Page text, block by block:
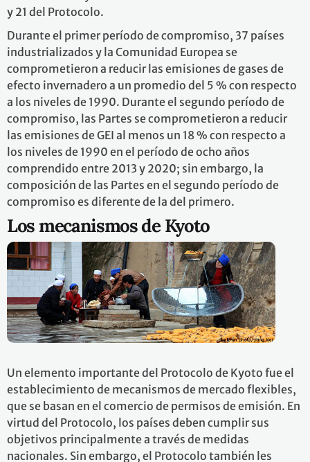
y 21 del Protocolo.
Durante el primer período de compromiso, 37 países
industrializados y la Comunidad Europea se
comprometieron a reducir las emisiones de gases de
efecto invernadero a un promedio del 5 % con respecto
a los niveles de 1990. Durante el segundo período de
compromiso, las Partes se comprometieron a reducir
las emisiones de GEI al menos un 18 % con respecto a
los niveles de 1990 en el período de ocho años
comprendido entre 2013 y 2020; sin embargo, la
composición de las Partes en el segundo período de
compromiso es diferente de la del primero.
Los mecanismos de Kyoto
Un elemento importante del Protocolo de Kyoto fue el
establecimiento de mecanismos de mercado flexibles,
que se basan en el comercio de permisos de emisión. En
virtud del Protocolo, los países deben cumplir sus
objetivos principalmente a través de medidas
nacionales. Sin embargo, el Protocolo también les